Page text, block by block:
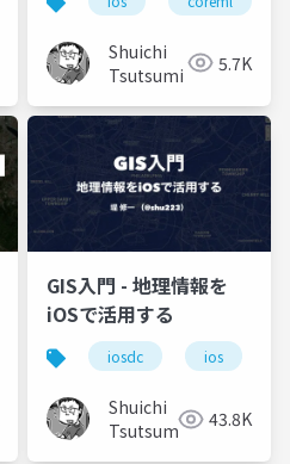
ド音声処理 〜
Shuichi
Tsutsumi
5.7K
swift gis mapbox
GIS入門 - 地理情報を
iOSで活用する
iosdc ios
Shuichi
Tsutsumi
43.8K